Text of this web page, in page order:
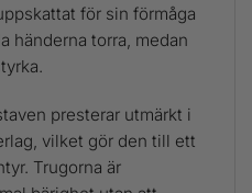
för sin förmåga
händerna torra, medan
presterar utmärkt i
vilket gör den till ett
Trugorna är